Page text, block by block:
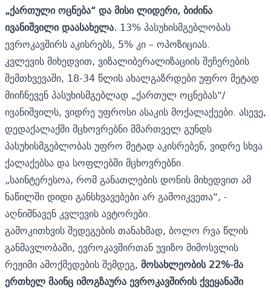
„ქართული ოცნება“ და მისი ლიდერი, ბიძინა
ივანიშვილი დაასახელა. 13% პასუხისმგებლობას
ევროკავშირს აკისრებს, 5% კი – ოპოზიციას.
კვლევის მიხედვით, ვიზალიბერალიზაციის შეჩერების
შემთხვევაში, 18-34 წლის ახალგაზრდები უფრო მეტად
მიიჩნევენ პასუხისმგებლად „ქართულ ოცნებას“/
ივანიშვილს, ვიდრე უფროსი ასაკის მოქალაქეები. ასევე,
დედაქალაქში მცხოვრებნი მმართველ გუნდს
პასუხისმგებლობას უფრო მეტად აკისრებენ, ვიდრე სხვა
ქალაქებსა და სოფლებში მცხოვრებნი.
„საინტერესოა, რომ განათლების დონის მიხედვით ამ
ნაწილში დიდი განსხვავებები არ გამოიკვეთა“, -
აღნიშნავენ კვლევის ავტორები.
გამოკითხვის შედეგების თანახმად, ბოლო რვა წლის
განმავლობაში, ევროკავშირთან უვიზო მიმოსვლის
რეჟიმი ამოქმედების შემდეგ, მოსახლეობის 22%-მა
ერთხელ მაინც იმოგზაურა ევროკავშირის ქვეყანაში